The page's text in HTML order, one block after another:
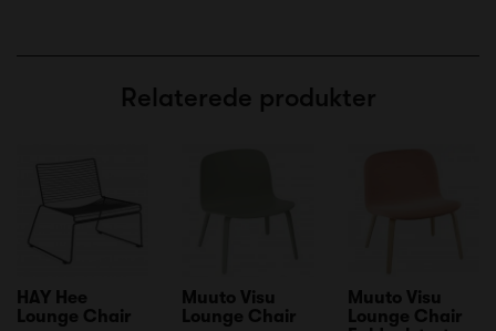
Relaterede produkter
HAY Hee
Lounge Chair
Muuto Visu
Lounge Chair
Muuto Visu
Lounge Chair